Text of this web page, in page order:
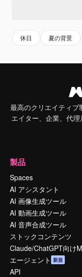
休日 夏の背景
最高のクリエイティブ
エイター、企業、代
製品
Spaces
AI アシスタント
AI 画像生成ツール
AI 動画生成ツール
AI 音声合成ツール
ストックコンテンツ
Claude/ChatGPT向け
エージェント 新規
API